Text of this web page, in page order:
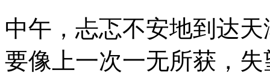
中午，忐忑不安地到达
要像上一次一无所获，